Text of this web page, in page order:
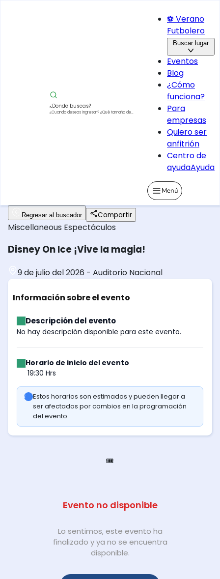
¿Donde buscas?
¿Cuando deseas ingresar?¿Qué tamaño de
⚽ Verano
Futbolero
Buscar lugar
Eventos
Blog
¿Cómo
funciona?
Para
empresas
Quiero ser
anfitrión
Centro de
ayudaAyuda
Menú
Regresar al buscador Compartir
Miscellaneous Espectáculos
Disney On Ice ¡Vive la magia!
9 de julio del 2026 - Auditorio Nacional
Información sobre el evento
Descripción del evento
No hay descripción disponible para este evento.
Horario de inicio del evento
19:30 Hrs
Estos horarios son estimados y pueden llegar a
ser afectados por cambios en la programación
del evento.
🎟️
Evento no disponible
Lo sentimos, este evento ha
finalizado y ya no se encuentra
disponible.